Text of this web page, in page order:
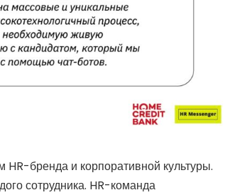
бренда и корпоративной культуры.
сотрудника. HR-команда